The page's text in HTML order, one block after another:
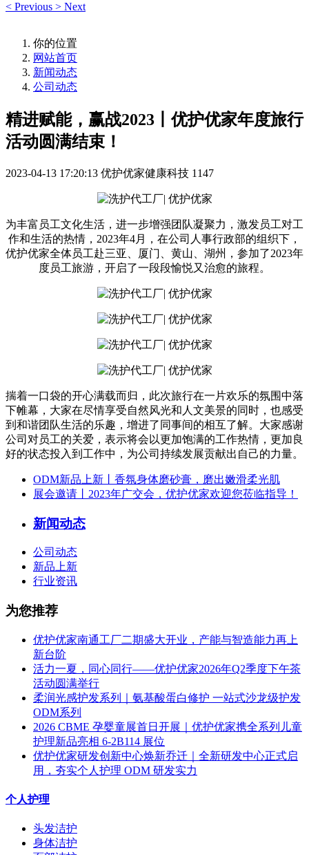
< Previous > Next
你的位置
网站首页
新闻动态
公司动态
精进赋能，赢战2023丨优护优家年度旅行
活动圆满结束！
2023-04-13 17:20:13 优护优家健康科技 1147
为丰富员工文化生活，进一步增强团队凝聚力，激发员工对工
作和生活的热情，2023年4月，在公司人事行政部的组织下，
优护优家全体员工赴三亚、厦门、黄山、湖州，参加了2023年
度员工旅游，开启了一段段愉悦又治愈的旅程。
揣着一口袋的开心满载而归，此次旅行在一片欢乐的氛围中落
下帷幕，大家在尽情享受自然风光和人文美景的同时，也感受
到和谐团队生活的乐趣，增进了同事间的相互了解。大家感谢
公司对员工的关爱，表示将会以更加饱满的工作热情，更加良
好的状态投入到工作中，为公司持续发展贡献出自己的力量。
ODM新品上新丨香氛身体磨砂膏，磨出嫩滑柔光肌
展会邀请丨2023年广交会，优护优家欢迎您莅临指导！
新闻动态
公司动态
新品上新
行业资讯
为您推荐
优护优家南通工厂二期盛大开业，产能与智造能力再上
新台阶
活力一夏，同心同行——优护优家2026年Q2季度下午茶
活动圆满举行
柔润光感护发系列｜氨基酸蛋白修护 一站式沙龙级护发
ODM系列
2026 CBME 孕婴童展首日开展｜优护优家携全系列儿童
护理新品亮相 6-2B114 展位
优护优家研发创新中心焕新乔迁｜全新研发中心正式启
用，夯实个人护理 ODM 研发实力
个人护理
头发洁护
身体洁护